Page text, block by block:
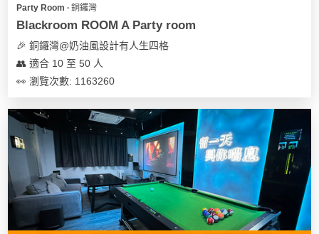
服
務
及
產
品
類
Party
Room
會
動
類
Party Room ∙ 銅鑼灣
Blackroom ROOM A Party room
🎉 銅鑼灣@奶油風設計有人生四格
👥 適合 10 至 50 人
👀 瀏覽次數: 1163260